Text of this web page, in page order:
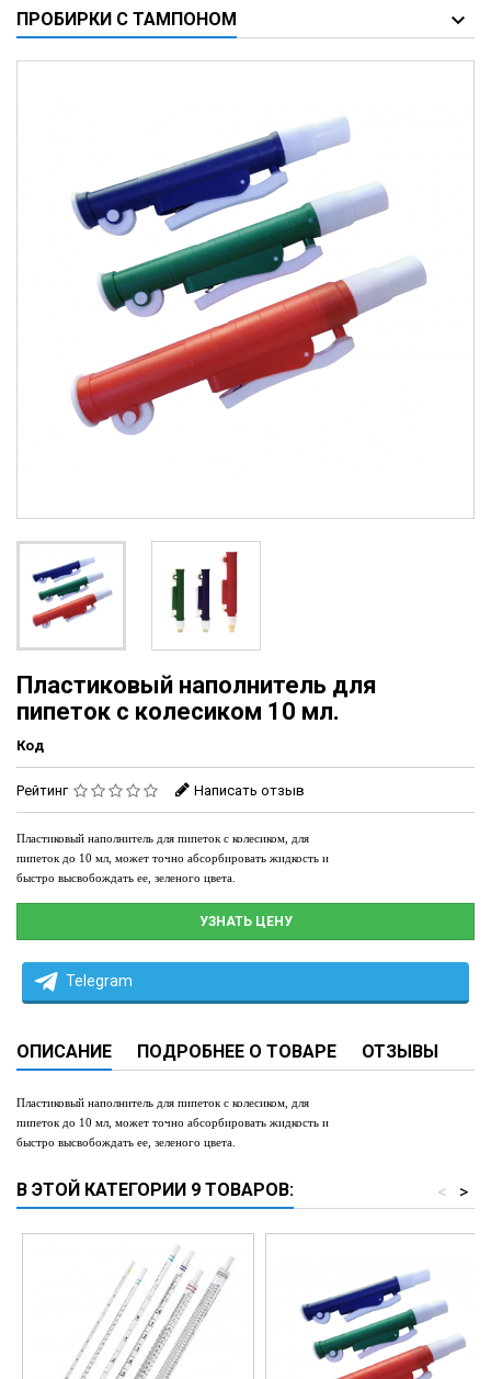
ПРОБИРКИ С ТАМПОНОМ
Пластиковый наполнитель для
пипеток с колесиком 10 мл.
Код
Рейтинг Написать отзыв
Пластиковый наполнитель для пипеток с колесиком для
пипеток до 10 мл, может точно абсорбировать жидкость и
быстро высвобождать ее, зеленого цвета.
УЗНАТЬ ЦЕНУ
Telegram
ОПИСАНИЕ ПОДРОБНЕЕ О ТОВАРЕ ОТЗЫВЫ
Пластиковый наполнитель для пипеток с колесиком для
пипеток до 10 мл, может точно абсорбировать жидкость и
быстро высвобождать ее, зеленого цвета.
В ЭТОЙ КАТЕГОРИИ 9 ТОВАРОВ: >
<